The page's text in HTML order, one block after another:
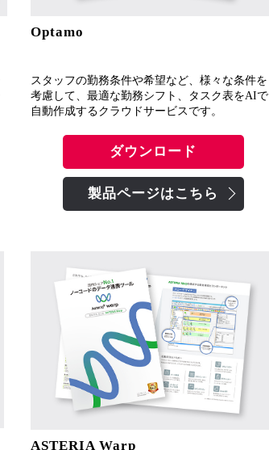
Optamo
スタッフの勤務条件や希望など、様々な条件を
考慮して、最適な勤務シフト、タスク表をAIで
自動作成するクラウドサービスです。
ダウンロード
製品ページはこちら
ASTERIA Warp